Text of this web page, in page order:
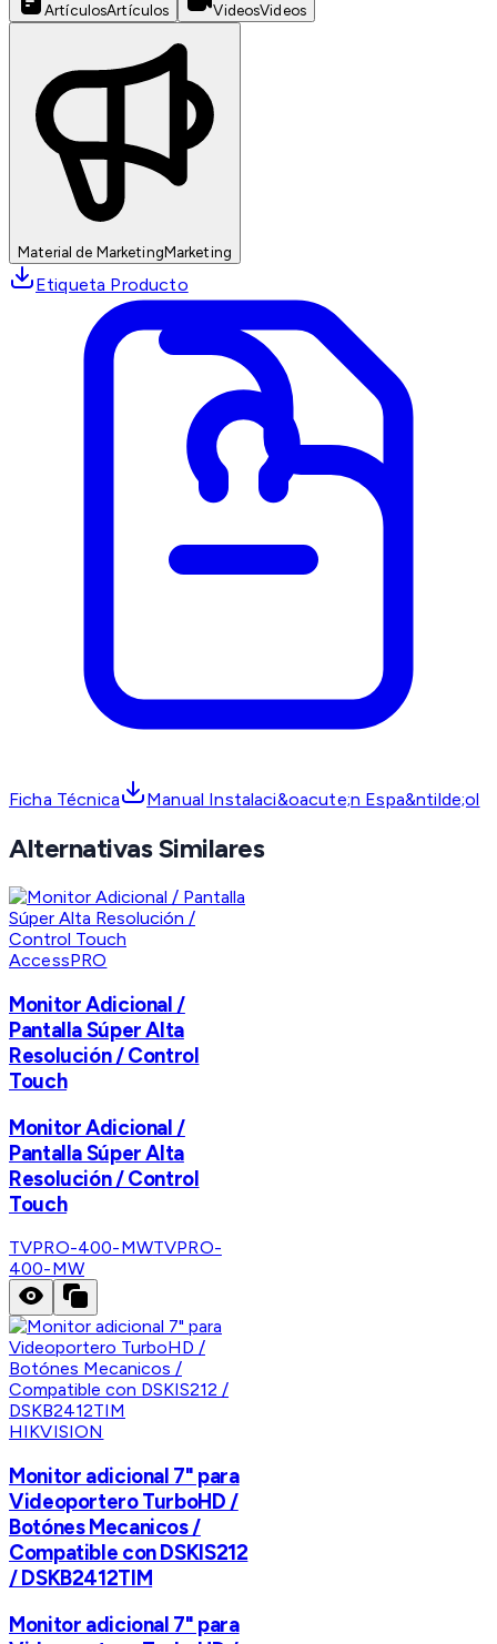
ArtículosArtículos VideosVideos
Material de MarketingMarketing
Etiqueta Producto
Ficha Técnica Manual Instalaci&oacute;n Espa&ntilde;ol
Alternativas Similares
AccessPRO
Monitor Adicional /
Pantalla Súper Alta
Resolución / Control
Touch
Monitor Adicional /
Pantalla Súper Alta
Resolución / Control
Touch
TVPRO-400-MWTVPRO-
400-MW
HIKVISION
Monitor adicional 7" para
Videoportero TurboHD /
Botónes Mecanicos /
Compatible con DSKIS212
/ DSKB2412TIM
Monitor adicional 7" para